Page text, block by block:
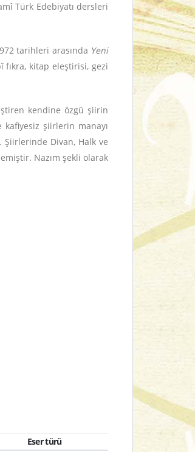
Türk Edebiyatı dersleri
tarihleri arasında Yeni
fıkra, kitap eleştirisi, gezi
kendine özgü şiirin
şiirlerin manayı
Şiirlerinde Divan, Halk ve
Nazım şekli olarak
Eser türü